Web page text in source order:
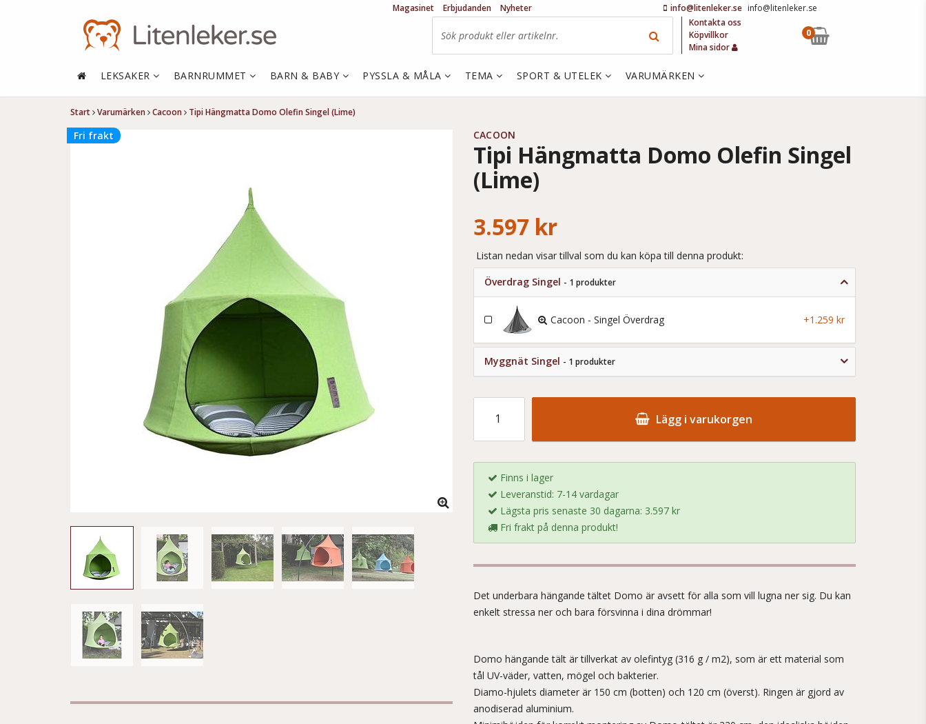
Start Varumärken Cacoon Tipi Hängmatta Domo Olefin Singel (Lime)
Fri frakt CACOON
Tipi Hängmatta Domo Olefin Singel
(Lime)
3.597 kr
Listan nedan visar tillval som du kan köpa till denna produkt:
Överdrag Singel - 1 produkter
Cacoon - Singel Överdrag +1.259 kr
Myggnät Singel - 1 produkter
Lägg i varukorgen
Finns i lager
Leveranstid: 7-14 vardagar
Lägsta pris senaste 30 dagarna: 3.597 kr
Fri frakt på denna produkt!
Det underbara hängande tältet Domo är avsett för alla som vill lugna ner sig. Du kan
enkelt stressa ner och bara försvinna i dina drömmar!
Domo hängande tält är tillverkat av olefintyg (316 g / m2), som är ett material som
tål UV-väder, vatten, mögel och bakterier.
Diamo-hjulets diameter är 150 cm (botten) och 120 cm (överst). Ringen är gjord av
anodiserad aluminium.
info@litenleker.se info@litenleker.se
Magasinet Erbjudanden
Nyheter
Kontakta oss
Köpvillkor
Mina sidor
0
LEKSAKER BARNRUMMET BARN & BABY PYSSLA & MÅLA TEMA SPORT & UTELEK VARUMÄRKEN